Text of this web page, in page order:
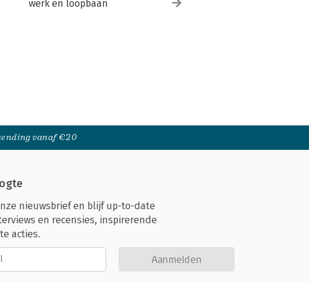
werk en loopbaan
vanaf €20
nieuwsbrief en blijf up-to-date
en recensies, inspirerende
acties.
Aanmelden